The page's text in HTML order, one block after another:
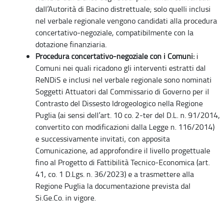
dall’Autorità di Bacino distrettuale; solo quelli inclusi
nel verbale regionale vengono candidati alla procedura
concertativo-negoziale, compatibilmente con la
dotazione finanziaria.
Procedura concertativo-negoziale con i Comuni: i
Comuni nei quali ricadono gli interventi estratti dal
ReNDiS e inclusi nel verbale regionale sono nominati
Soggetti Attuatori dal Commissario di Governo per il
Contrasto del Dissesto Idrogeologico nella Regione
Puglia (ai sensi dell’art. 10 co. 2-ter del D.L. n. 91/2014,
convertito con modificazioni dalla Legge n. 116/2014)
e successivamente invitati, con apposita
Comunicazione, ad approfondire il livello progettuale
fino al Progetto di Fattibilità Tecnico-Economica (art.
41, co. 1 D.Lgs. n. 36/2023) e a trasmettere alla
Regione Puglia la documentazione prevista dal
Si.Ge.Co. in vigore.